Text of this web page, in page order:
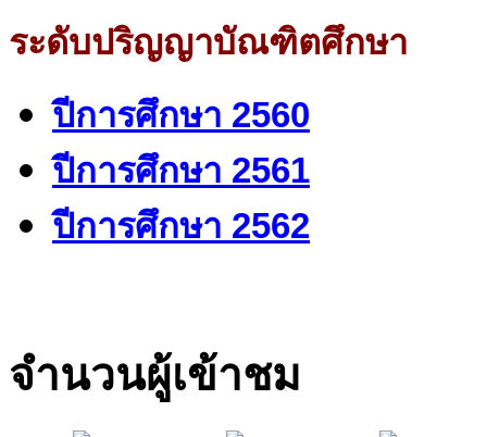
ระดับปริญญาบัณฑิตศึกษา
ปีการศึกษา 2560
ปีการศึกษา 2561
ปีการศึกษา 2562
จำนวนผู้เข้าชม